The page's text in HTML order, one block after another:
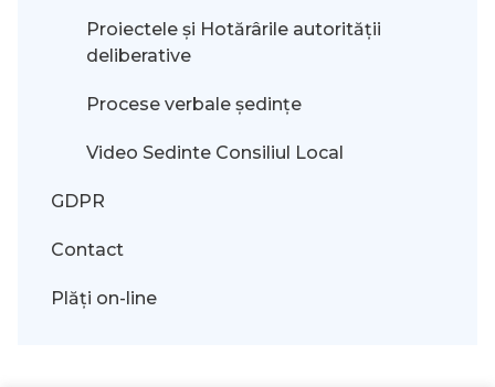
Proiectele și Hotărârile autorității
deliberative
Procese verbale ședințe
Video Sedinte Consiliul Local
GDPR
Contact
Plăți on-line